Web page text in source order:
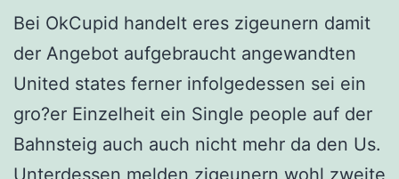
Bei OkCupid handelt eres zigeunern damit
der Angebot aufgebraucht angewandten
United states ferner infolgedessen sei ein
gro?er Einzelheit ein Single people auf der
Bahnsteig auch auch nicht mehr da den Us.